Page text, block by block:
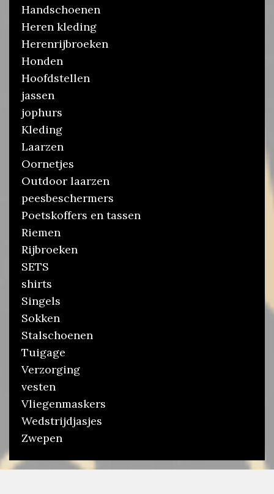
Handschoenen
Heren kleding
Herenrijbroeken
Honden
Hoofdstellen
jassen
jophurs
Kleding
Laarzen
Oornetjes
Outdoor laarzen
peesbeschermers
Poetskoffers en tassen
Riemen
Rijbroeken
SETS
shirts
Singels
Sokken
Stalschoenen
Tuigage
Verzorging
vesten
Vliegenmaskers
Wedstrijdjasjes
Zwepen